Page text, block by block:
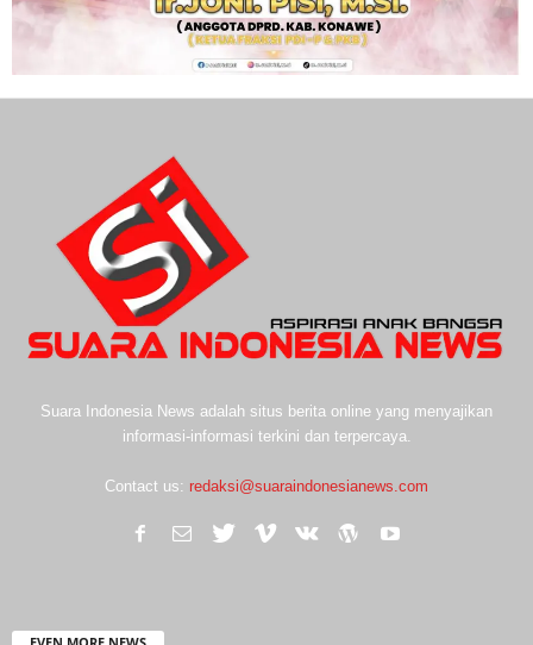
Suara Indonesia News adalah situs berita online yang menyajikan
informasi-informasi terkini dan terpercaya.
Contact us: redaksi@suaraindonesianews.com
EVEN MORE NEWS